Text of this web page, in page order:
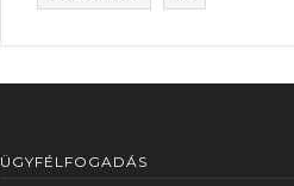
ÜGYFÉLFOGADÁS